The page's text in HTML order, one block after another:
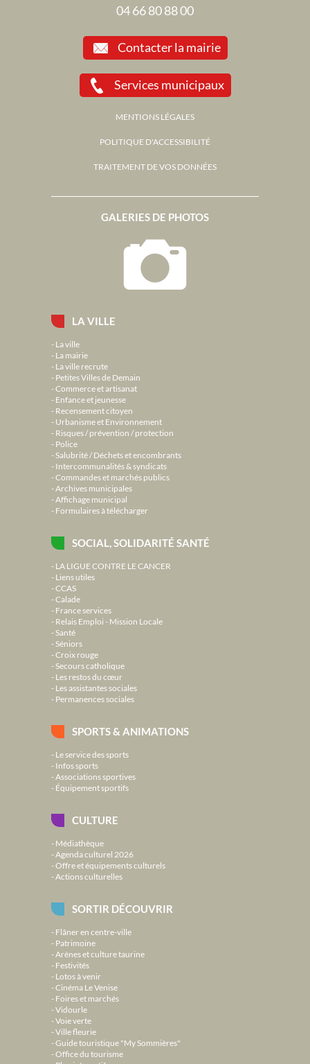
LA VILLE
La ville
La mairie
La ville recrute
Petites Villes de Demain
Commerce et artisanat
Enfance et jeunesse
Recensement citoyen
Urbanisme et Environnement
Risques / prévention / protection
Police
Salubrité / Déchets et encombrants
Intercommunalités & syndicats
Commandes et marchés publics
Archives municipales
Affichage municipal
Formulaires à télécharger
SOCIAL, SOLIDARITÉ SANTÉ
LA LIGUE CONTRE LE CANCER
Liens utiles
CCAS
Calade
France services
Relais Emploi - Mission Locale
Santé
Séniors
Croix rouge
Secours catholique
Les restos du cœur
Les assistantes sociales
Permanences sociales
SPORTS & ANIMATIONS
Le service des sports
Infos sports
Associations sportives
Équipement sportifs
CULTURE
Médiathèque
Agenda culturel 2026
Offre et équipements culturels
Actions culturelles
SORTIR DÉCOUVRIR
Flâner en centre-ville
Patrimoine
Arènes et culture taurine
Festivités
Lotos à venir
Cinéma Le Venise
Foires et marchés
Vidourle
Voie verte
Ville fleurie
Guide touristique "My Sommières"
Office du tourisme
GALERIES DE PHOTOS
04 66 80 88 00
Contacter la mairie
Services municipaux
MENTIONS LÉGALES
POLITIQUE D'ACCESSIBILITÉ
TRAITEMENT DE VOS DONNÉES